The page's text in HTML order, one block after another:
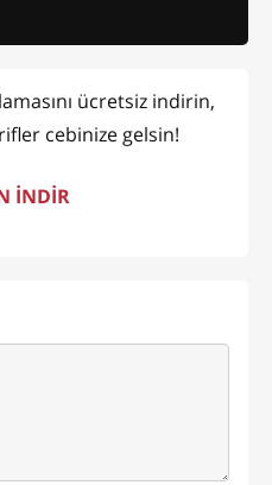
ücretsiz indirin,
cebinize gelsin!
İNDİR